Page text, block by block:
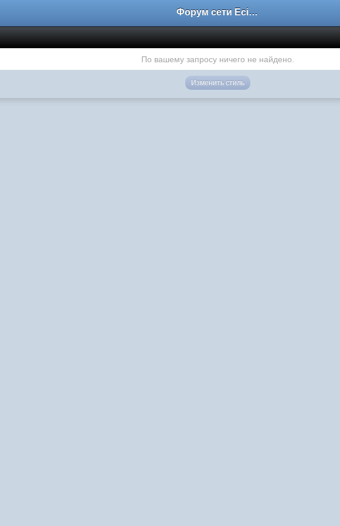
Форум сети EciлNet
По вашему запросу ничего не найдено.
Изменить стиль